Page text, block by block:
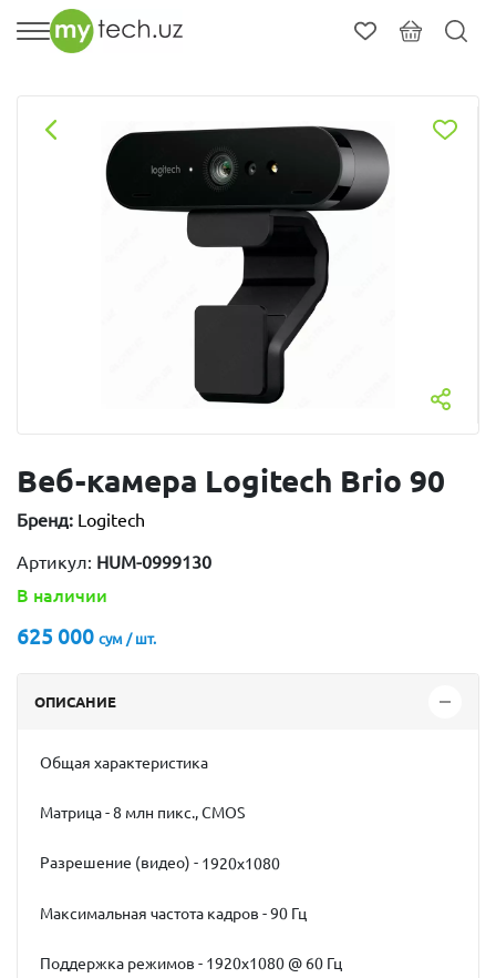
Веб-камера Logitech Brio 90
Бренд: Logitech
Артикул: HUM-0999130
В наличии
625 000 сум / шт.
ОПИСАНИЕ
Общая характеристика
Матрица - 8 млн пикс., CMOS
Разрешение (видео) - 1920x1080
Максимальная частота кадров - 90 Гц
Поддержка режимов - 1920x1080 @ 60 Гц